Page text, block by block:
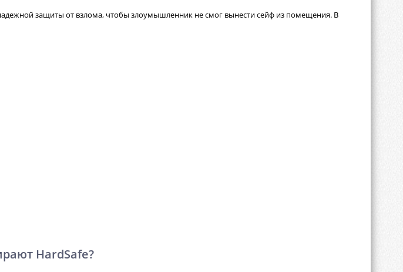
защиты от взлома, чтобы злоумышленник не смог вынести сейф из помещения. В
HardSafe?